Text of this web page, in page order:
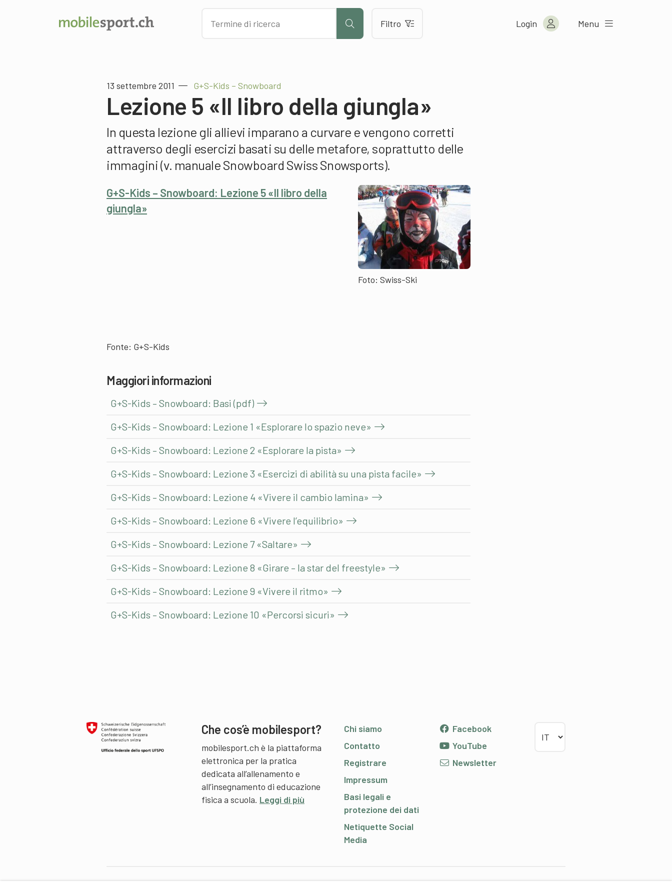
Filtro Login Menu
13 settembre 2011 G+S-Kids – Snowboard
Lezione 5 «Il libro della giungla»
In questa lezione gli allievi imparano a curvare e vengono corretti
attraverso degli esercizi basati su delle metafore, soprattutto delle
immagini (v. manuale Snowboard Swiss Snowsports).
Foto: Swiss-Ski
G+S-Kids – Snowboard: Lezione 5 «Il libro della
giungla»
Fonte: G+S-Kids
Maggiori informazioni
G+S-Kids – Snowboard: Basi (pdf)
G+S-Kids – Snowboard: Lezione 1 «Esplorare lo spazio neve»
G+S-Kids – Snowboard: Lezione 2 «Esplorare la pista»
G+S-Kids – Snowboard: Lezione 3 «Esercizi di abilità su una pista facile»
G+S-Kids – Snowboard: Lezione 4 «Vivere il cambio lamina»
G+S-Kids – Snowboard: Lezione 6 «Vivere l’equilibrio»
G+S-Kids – Snowboard: Lezione 7 «Saltare»
G+S-Kids – Snowboard: Lezione 8 «Girare – la star del freestyle»
G+S-Kids – Snowboard: Lezione 9 «Vivere il ritmo»
G+S-Kids – Snowboard: Lezione 10 «Percorsi sicuri»
Che cos’è mobilesport?
mobilesport.ch è la piattaforma
elettronica per la pratica
dedicata all’allenamento e
all’insegnamento di educazione
fisica a scuola. Leggi di più
Chi siamo
Contatto
Registrare
Impressum
Basi legali e
protezione dei dati
Netiquette Social
Media
Facebook
YouTube
Newsletter